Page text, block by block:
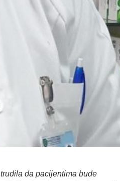
da pacijentima bude